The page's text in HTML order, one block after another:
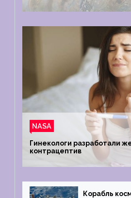
NASA
Гинекологи разработали
контрацептив
Корабль